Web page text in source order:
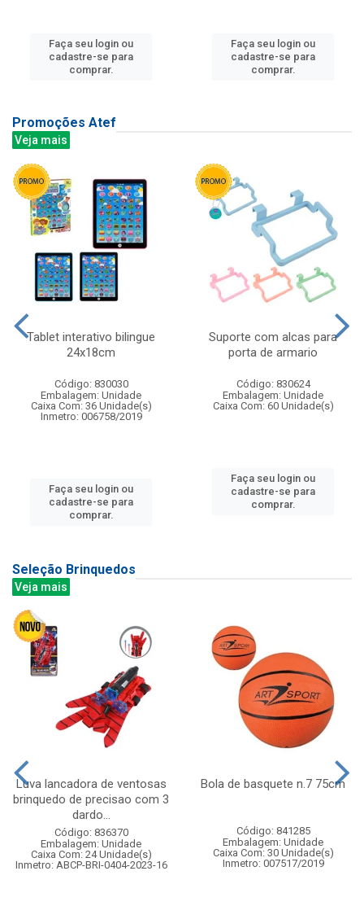
Faça seu login ou
cadastre-se para
comprar.
Faça seu login ou
cadastre-se para
comprar.
Promoções Atef
Veja mais
Tablet interativo bilingue
24x18cm
Código: 830030
Embalagem: Unidade
Caixa Com: 36 Unidade(s)
Inmetro: 006758/2019
Faça seu login ou
cadastre-se para
comprar.
Suporte com alcas para
porta de armario
Código: 830624
Embalagem: Unidade
Caixa Com: 60 Unidade(s)
Faça seu login ou
cadastre-se para
comprar.
Seleção Brinquedos
Veja mais
Luva lancadora de ventosas
brinquedo de precisao com 3
dardo...
Código: 836370
Embalagem: Unidade
Caixa Com: 24 Unidade(s)
Inmetro: ABCP-BRI-0404-2023-16
Bola de basquete n.7 75cm
Código: 841285
Embalagem: Unidade
Caixa Com: 30 Unidade(s)
Inmetro: 007517/2019